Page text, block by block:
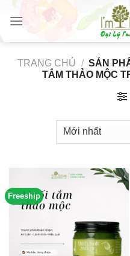
Skip
content
TRANG CHỦ / SẢN
TẮM THẢO MỘC
Freeship